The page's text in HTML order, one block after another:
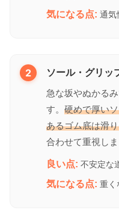
気になる点: 通気
2 ソール・グリッ
急な坂やぬかる
す。 硬めで厚い
あるゴム底は滑
合わせて重視しま
良い点: 不安定な
気になる点: 重く